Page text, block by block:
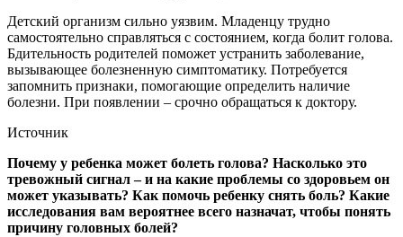
Детский организм сильно уязвим. Младенцу трудно
самостоятельно справляться с состоянием, когда болит голова.
Бдительность родителей поможет устранить заболевание,
вызывающее болезненную симптоматику. Потребуется
запомнить признаки, помогающие определить наличие
болезни. При появлении – срочно обращаться к доктору.
Источник
Почему у ребенка может болеть голова? Насколько это
тревожный сигнал – и на какие проблемы со здоровьем он
может указывать? Как помочь ребенку снять боль? Какие
исследования вам вероятнее всего назначат, чтобы понять
причину головных болей?